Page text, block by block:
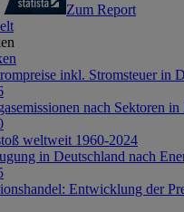
Zum Report
inkl. Stromsteuer in
nach Sektoren
weltweit 1960-2024
in Deutschland nach
Entwicklung der